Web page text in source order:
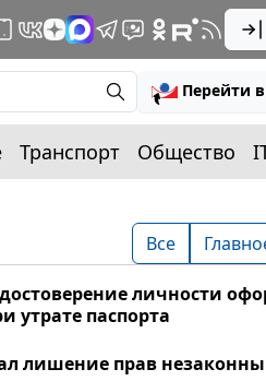
Перейти
Транспорт Общество
Все
личности
утрате паспорта
лишение прав